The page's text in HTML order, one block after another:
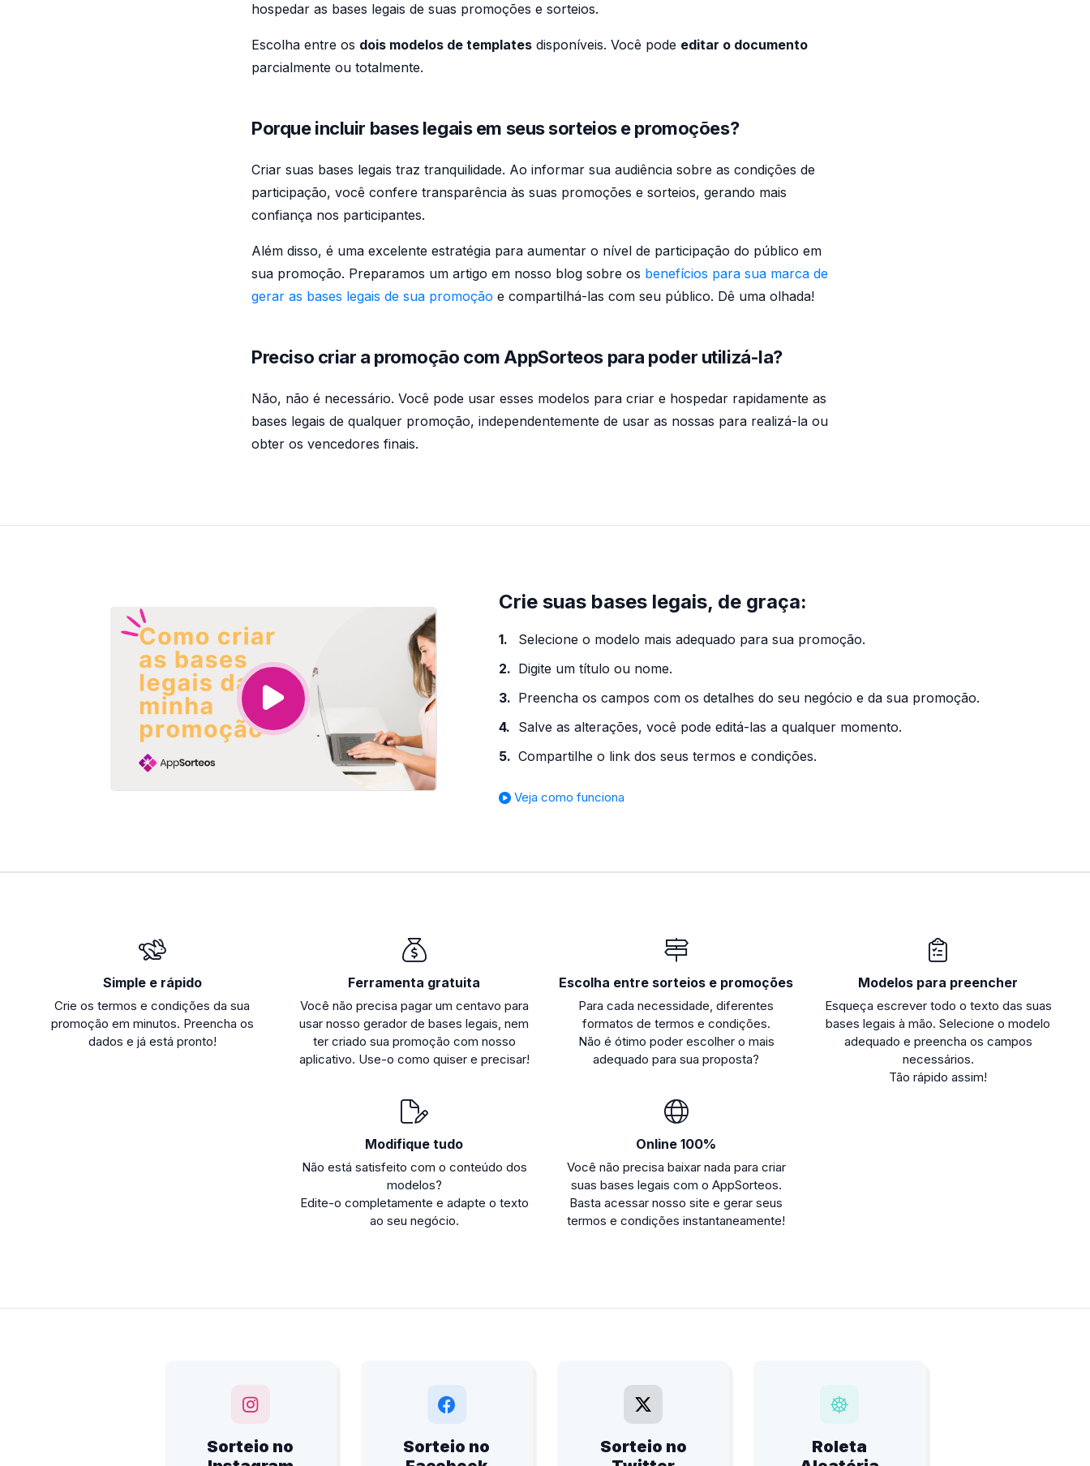
hospedar as bases legais de suas promoções e sorteios.
Escolha entre os dois modelos de templates disponíveis. Você pode editar o documento
parcialmente ou totalmente.
Porque incluir bases legais em seus sorteios e promoções?
Criar suas bases legais traz tranquilidade. Ao informar sua audiência sobre as condições de
participação, você confere transparência às suas promoções e sorteios, gerando mais
confiança nos participantes.
Além disso, é uma excelente estratégia para aumentar o nível de participação do público em
sua promoção. Preparamos um artigo em nosso blog sobre os benefícios para sua marca de
gerar as bases legais de sua promoção e compartilhá-las com seu público. Dê uma olhada!
Preciso criar a promoção com AppSorteos para poder utilizá-la?
Não, não é necessário. Você pode usar esses modelos para criar e hospedar rapidamente as
bases legais de qualquer promoção, independentemente de usar as nossas para realizá-la ou
obter os vencedores finais.
Crie suas bases legais, de graça:
Selecione o modelo mais adequado para sua promoção.
Digite um título ou nome.
Preencha os campos com os detalhes do seu negócio e da sua promoção.
Salve as alterações, você pode editá-las a qualquer momento.
Compartilhe o link dos seus termos e condições.
Veja como funciona
Simple e rápido
Crie os termos e condições da sua
promoção em minutos. Preencha os
dados e já está pronto!
Ferramenta gratuita
Você não precisa pagar um centavo para
usar nosso gerador de bases legais, nem
ter criado sua promoção com nosso
aplicativo. Use-o como quiser e precisar!
Escolha entre sorteios e promoções
Para cada necessidade, diferentes
formatos de termos e condições.
Não é ótimo poder escolher o mais
adequado para sua proposta?
Modelos para preencher
Esqueça escrever todo o texto das suas
bases legais à mão. Selecione o modelo
adequado e preencha os campos
necessários.
Tão rápido assim!
Modifique tudo
Não está satisfeito com o conteúdo dos
modelos?
Edite-o completamente e adapte o texto
ao seu negócio.
Online 100%
Você não precisa baixar nada para criar
suas bases legais com o AppSorteos.
Basta acessar nosso site e gerar seus
termos e condições instantaneamente!
Sorteio no
Sorteio no
Sorteio no
Roleta